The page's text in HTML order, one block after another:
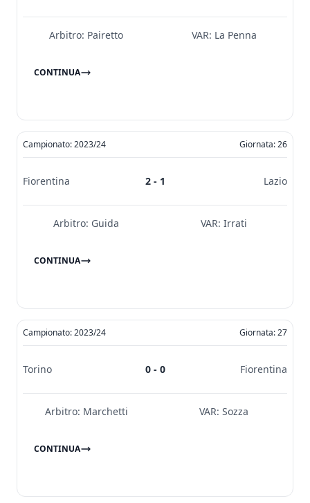
Arbitro: Pairetto VAR: La Penna
CONTINUA
Campionato: 2023/24 Giornata: 26
Fiorentina 2 - 1 Lazio
Arbitro: Guida VAR: Irrati
CONTINUA
Campionato: 2023/24 Giornata: 27
Torino 0 - 0 Fiorentina
Arbitro: Marchetti VAR: Sozza
CONTINUA